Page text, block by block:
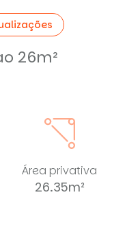
26m²
Área privativa
26.35m²